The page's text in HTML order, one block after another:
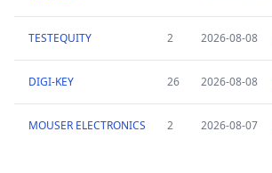
TESTEQUITY 2 2026-08-08
DIGI-KEY 26 2026-08-08
MOUSER ELECTRONICS 2 2026-08-07